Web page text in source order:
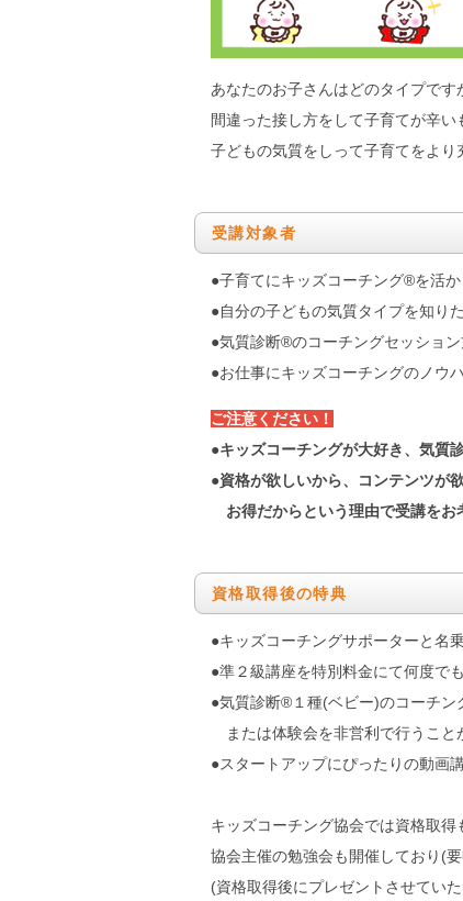
あなたのお子さんはどのタイプです
間違った接し方をして子育てが辛い
子どもの気質をしって子育てをよ
受講対象者
●子育てにキッズコーチング®を活
●自分の子どもの気質タイプを知り
●気質診断®のコーチングセッショ
●お仕事にキッズコーチングのノウ
ご注意ください！
●キッズコーチングが大好き、気質
●資格が欲しいから、コンテンツが
お得だからという理由で受講をお
資格取得後の特典
●キッズコーチングサポーターと名
●準２級講座を特別料金にて何度で
●気質診断®１種(ベビー)のコーチン
または体験会を非営利で行うこと
●スタートアップにぴったりの動画
キッズコーチング協会では資格取得
協会主催の勉強会も開催しており(
(資格取得後にプレゼントさせてい